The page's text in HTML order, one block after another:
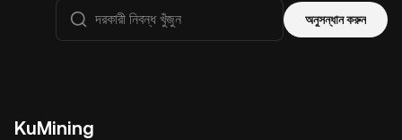
অনুসন্ধান করুন
KuMining